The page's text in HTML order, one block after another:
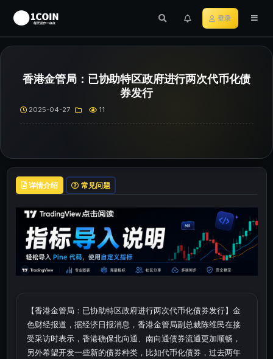
登录
香港金管局：已协助特区政府进行两次代币化债
券发行
2025-04-27 11
详情介绍 常见问题
【香港金管局：已协助特区政府进行两次代币化债券发行】金
色财经报道，据经济日报消息，香港金管局副总裁陈维民在接
受采访时表示，香港确保北向通、南向通债券流通更加顺畅，
另外希望开发一些新的债券种类，比如代币化债券，过去两年